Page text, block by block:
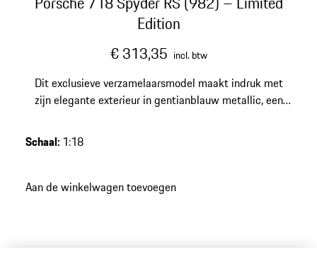
Edition
€ 313,35 incl. btw
Dit exclusieve verzamelaarsmodel maakt indruk met
zijn elegante exterieur in gentianblauw metallic, een
oplage van 718 stukken – een elegant hoogtepunt voor
elke veeleisende Porsche-collectie.
Schaal: 1:18
Aan de winkelwagen toevoegen